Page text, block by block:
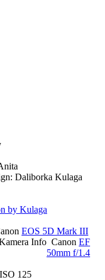
Daliborka Kulaga
by Kulaga
EOS 5D Mark III
Canon EF
50mm f/1.4
125